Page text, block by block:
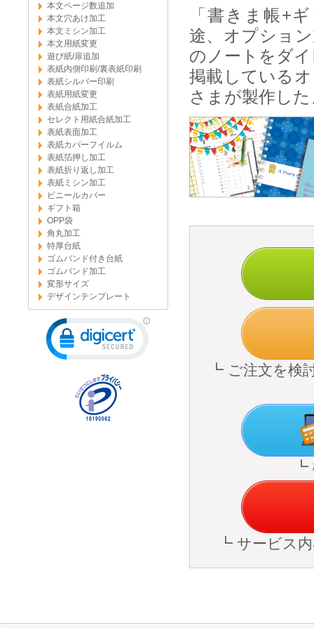
本文ページ数追加
本文穴あけ加工
本文ミシン加工
本文用紙変更
遊び紙/扉追加
表紙内側印刷/裏表紙印刷
表紙シルバー印刷
表紙用紙変更
表紙合紙加工
セレクト用紙合紙加工
表紙表面加工
表紙カバーフイルム
表紙箔押し加工
表紙折り返し加工
表紙ミシン加工
ビニールカバー
ギフト箱
OPP袋
角丸加工
特厚台紙
ゴムバンド付き台紙
ゴムバンド加工
変形サイズ
デザインテンプレート
「書きま帳+
途、オプショ
のノートをダ
掲載している
さまが製作し
┗ ご注文を検
┗
┗ サービス